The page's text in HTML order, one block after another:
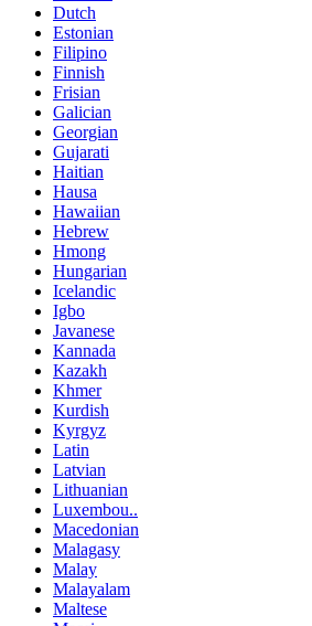
Dutch
Estonian
Filipino
Finnish
Frisian
Galician
Georgian
Gujarati
Haitian
Hausa
Hawaiian
Hebrew
Hmong
Hungarian
Icelandic
Igbo
Javanese
Kannada
Kazakh
Khmer
Kurdish
Kyrgyz
Latin
Latvian
Lithuanian
Luxembou..
Macedonian
Malagasy
Malay
Malayalam
Maltese